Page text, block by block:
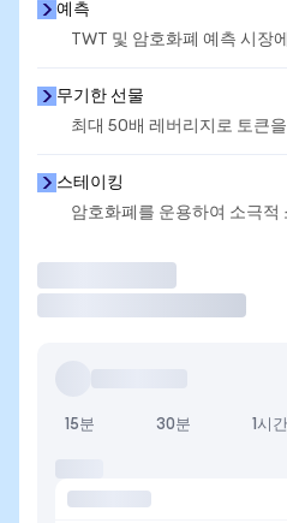
예측
TWT 및 암호화폐 예측 시장
무기한 선물
최대 50배 레버리지로 토큰
스테이킹
암호화폐를 운용하여 소극적
15분 30분 1시간